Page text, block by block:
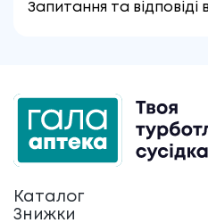
Запитання та відповіді
Каталог
Знижки